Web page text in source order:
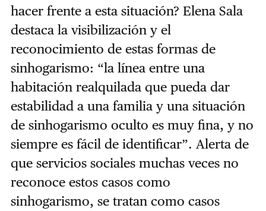
hacer frente a esta situación? Elena Sala
destaca la visibilización y el
reconocimiento de estas formas de
sinhogarismo: “la línea entre una
habitación realquilada que pueda dar
estabilidad a una familia y una situación
de sinhogarismo oculto es muy fina, y no
siempre es fácil de identificar”. Alerta de
que servicios sociales muchas veces no
reconoce estos casos como
sinhogarismo, se tratan como casos